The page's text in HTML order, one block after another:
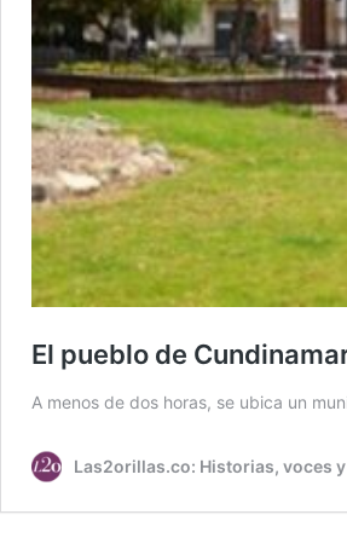
El pueblo de
A menos de dos horas, se ubica un
Las2orillas.co: Historias, voces